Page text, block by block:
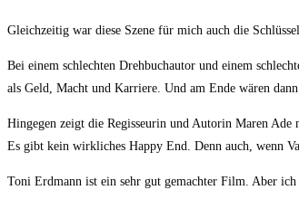
Gleichzeitig war diese Szene für mich auch die
Bei einem schlechten Drehbuchautor und einem
als Geld, Macht und Karriere. Und am Ende wären
Hingegen zeigt die Regisseurin und Autorin Maren
Es gibt kein wirkliches Happy End. Denn auch, wenn
Toni Erdmann ist ein sehr gut gemachter Film. Aber